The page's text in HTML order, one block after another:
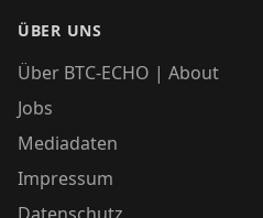
ÜBER UNS
Über BTC-ECHO | About
Jobs
Mediadaten
Impressum